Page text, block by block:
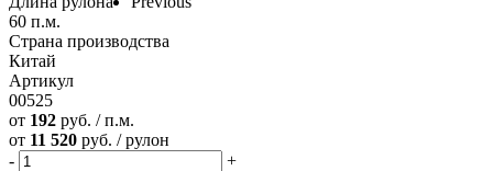
60 п.м.
Страна производства
Китай
Артикул
00525
от 192 руб. / п.м.
от 11 520 руб. / рулон
-
+